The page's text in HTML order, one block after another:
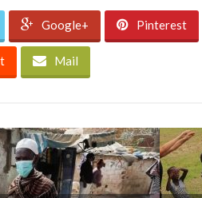
Google+ Pinterest
Mail